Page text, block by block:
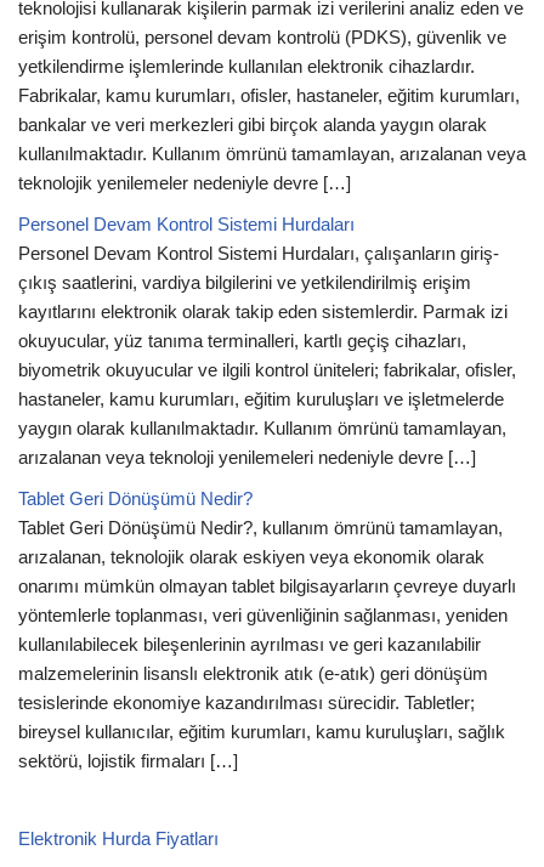
teknolojisi kullanarak kişilerin parmak izi verilerini analiz eden ve
erişim kontrolü, personel devam kontrolü (PDKS), güvenlik ve
yetkilendirme işlemlerinde kullanılan elektronik cihazlardır.
Fabrikalar, kamu kurumları, ofisler, hastaneler, eğitim kurumları,
bankalar ve veri merkezleri gibi birçok alanda yaygın olarak
kullanılmaktadır. Kullanım ömrünü tamamlayan, arızalanan veya
teknolojik yenilemeler nedeniyle devre […]
Personel Devam Kontrol Sistemi Hurdaları
Personel Devam Kontrol Sistemi Hurdaları, çalışanların giriş-
çıkış saatlerini, vardiya bilgilerini ve yetkilendirilmiş erişim
kayıtlarını elektronik olarak takip eden sistemlerdir. Parmak izi
okuyucular, yüz tanıma terminalleri, kartlı geçiş cihazları,
biyometrik okuyucular ve ilgili kontrol üniteleri; fabrikalar, ofisler,
hastaneler, kamu kurumları, eğitim kuruluşları ve işletmelerde
yaygın olarak kullanılmaktadır. Kullanım ömrünü tamamlayan,
arızalanan veya teknoloji yenilemeleri nedeniyle devre […]
Tablet Geri Dönüşümü Nedir?
Tablet Geri Dönüşümü Nedir?, kullanım ömrünü tamamlayan,
arızalanan, teknolojik olarak eskiyen veya ekonomik olarak
onarımı mümkün olmayan tablet bilgisayarların çevreye duyarlı
yöntemlerle toplanması, veri güvenliğinin sağlanması, yeniden
kullanılabilecek bileşenlerinin ayrılması ve geri kazanılabilir
malzemelerinin lisanslı elektronik atık (e-atık) geri dönüşüm
tesislerinde ekonomiye kazandırılması sürecidir. Tabletler;
bireysel kullanıcılar, eğitim kurumları, kamu kuruluşları, sağlık
sektörü, lojistik firmaları […]
Elektronik Hurda Fiyatları